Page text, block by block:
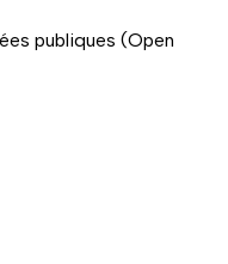
publiques (Open